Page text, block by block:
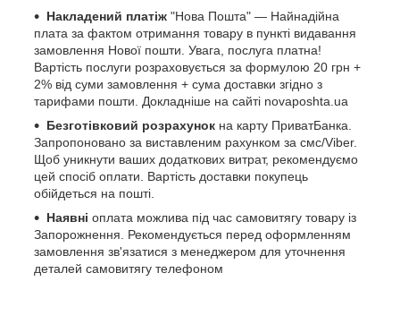
Накладений платіж "Нова Пошта" — Найнадійна
плата за фактом отримання товару в пункті видавання
замовлення Нової пошти. Увага, послуга платна!
Вартість послуги розраховується за формулою 20 грн +
2% від суми замовлення + сума доставки згідно з
тарифами пошти. Докладніше на сайті novaposhta.ua
Безготівковий розрахунок на карту ПриватБанка.
Запропоновано за виставленим рахунком за смс/Viber.
Щоб уникнути ваших додаткових витрат, рекомендуємо
цей спосіб оплати. Вартість доставки покупець
обійдеться на пошті.
Наявні оплата можлива під час самовитягу товару із
Запорожнення. Рекомендується перед оформленням
замовлення зв'язатися з менеджером для уточнення
деталей самовитягу телефоном